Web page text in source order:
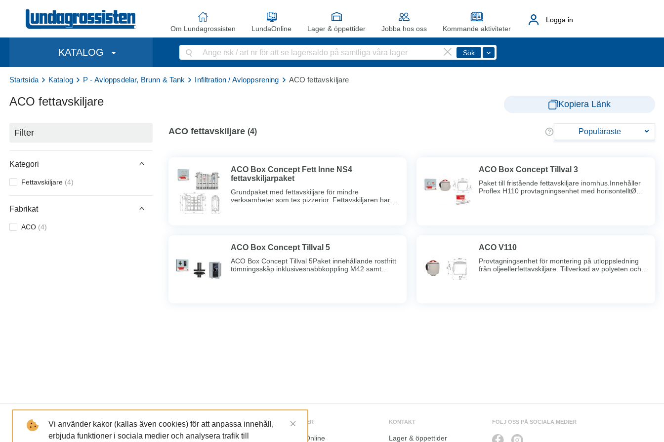
Om Lundagrossisten LundaOnline Lager & öppettider Jobba hos oss Kommande aktiviteter
Logga in
KATALOG
Startsida Katalog P - Avloppsdelar, Brunn & Tank Infiltration / Avloppsrening ACO fettavskiljare
ACO fettavskiljare Kopiera Länk
Filter
Kategori
Fettavskiljare (4)
Fabrikat
ACO (4)
ACO fettavskiljare (4) Populäraste
ACO Box Concept Fett Inne NS4
fettavskiljarpaket
Grundpaket med fettavskiljare för mindre
verksamheter som tex.pizzerior. Fettavskiljaren har en
BoxConcepttillval 3.
ACO Box Concept Tillval 3
Paket till fristående fettavskiljare inomhus.Innehåller
Proflex H110 provtagningsenhet med horisontelltØ
ACO Box Concept Tillval 5
ACO Box Concept Tillval 5Paket innehållande rostfritt
tömningsskåp inklusivesnabbkoppling M42 samt
ACO V110
Provtagningsenhet för montering på utloppsledning
från oljeellerfettavskiljare. Tillverkad av polyeten och
LÄNKAR
GDPR och Integritetspolicy
FÖRETAGET
Om oss
TJÄNSTER
LundaOnline
KONTAKT
Lager & öppettider
FÖLJ OSS PÅ SOCIALA MEDIER
Vi använder kakor (kallas även cookies) för att anpassa innehåll,
erbjuda funktioner i sociala medier och analysera trafik till